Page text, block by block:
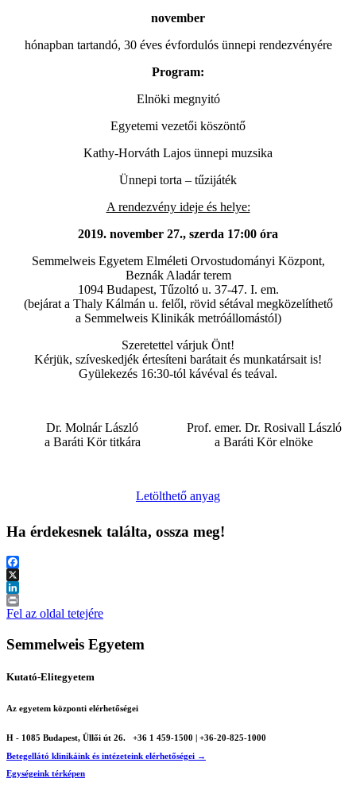
november
hónapban tartandó, 30 éves évfordulós ünnepi rendezvényére
Program:
Elnöki megnyitó
Egyetemi vezetői köszöntő
Kathy-Horváth Lajos ünnepi muzsika
Ünnepi torta – tűzijáték
A rendezvény ideje és helye:
2019. november 27., szerda 17:00 óra
Semmelweis Egyetem Elméleti Orvostudományi Központ,
Beznák Aladár terem
1094 Budapest, Tűzoltó u. 37-47. I. em.
(bejárat a Thaly Kálmán u. felől, rövid sétával megközelíthető
a Semmelweis Klinikák metróállomástól)
Szeretettel várjuk Önt!
Kérjük, szíveskedjék értesíteni barátait és munkatársait is!
Gyülekezés 16:30-tól kávéval és teával.
Dr. Molnár László
a Baráti Kör titkára
Prof. emer. Dr. Rosivall László
a Baráti Kör elnöke
Letölthető anyag
Ha érdekesnek találta, ossza meg!
Facebook
X
LinkedIn
Print
Fel az oldal tetejére
Semmelweis Egyetem
Kutató-Elitegyetem
Az egyetem központi elérhetőségei
H - 1085 Budapest, Üllői út 26.
+36 1 459-1500 | +36-20-825-1000
Betegellátó klinikáink és intézeteink elérhetőségei →
Egységeink térképen